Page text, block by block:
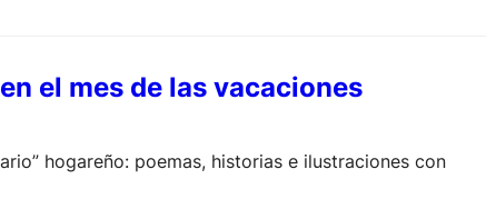
el mes de las vacaciones
hogareño: poemas, historias e ilustraciones con